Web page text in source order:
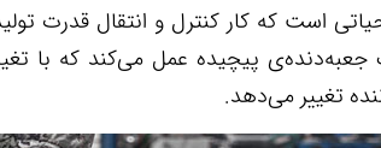
است که کار کنترل و انتقال قدرت
جعبه‌دنده‌ی پیچیده عمل می‌کند که با
تغییر می‌دهد.